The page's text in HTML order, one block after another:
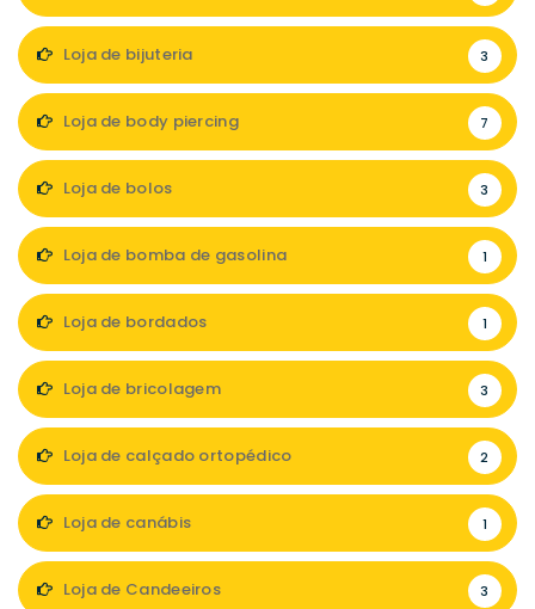
Loja de bijuteria 3
Loja de body piercing 7
Loja de bolos 3
Loja de bomba de gasolina 1
Loja de bordados 1
Loja de bricolagem 3
Loja de calçado ortopédico 2
Loja de canábis 1
Loja de Candeeiros 3